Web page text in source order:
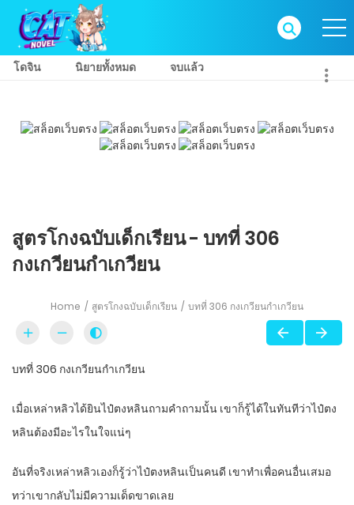
โดจิน นิยายทั้งหมด จบแล้ว
สูตรโกงฉบับเด็กเรียน - บทที่ 306
กงเกวียนกำเกวียน
Home สูตรโกงฉบับเด็กเรียน บทที่ 306 กงเกวียนกำเกวียน
บทที่ 306 กงเกวียนกำเกวียน
เมื่อเหล่าหลิวได้ยินไป๋ตงหลินถามคำถามนั้น เขาก็รู้ได้ในทันทีว่าไป๋ตง
หลินต้องมีอะไรในใจแน่ๆ
อันที่จริงเหล่าหลิวเองก็รู้ว่าไป๋ตงหลินเป็นคนดี เขาทำเพื่อคนอื่นเสมอ
ทว่าเขากลับไม่มีความเด็ดขาดเลย